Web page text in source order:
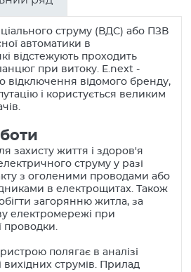
струму (ВДС) або ПЗВ
автоматики в
відстежують проходить
при витоку. E.next -
відключення відомого бренду,
і користується великим
захисту життя і здоров'я
струму у разі
з оголеними проводами або
в електрощитах. Також
загорянню житла, за
електромережі при
проводки.
полягає в аналізі
вихідних струмів. Прилад